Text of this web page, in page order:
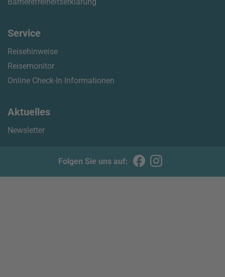
Service
Reisehinweise
Reisemonitor
Online Check-In Informationen
Aktuelles
Newsletter
Folgen Sie uns auf: